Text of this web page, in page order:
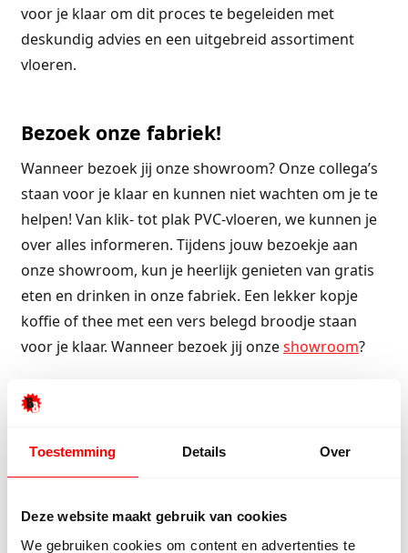
Toestemming Details Over
Deze website maakt gebruik van cookies
We gebruiken cookies om content en advertenties te
voor je klaar om dit proces te begeleiden met
deskundig advies en een uitgebreid assortiment
vloeren.
Bezoek onze fabriek!
Wanneer bezoek jij onze showroom? Onze collega’s
staan voor je klaar en kunnen niet wachten om je te
helpen! Van klik- tot plak PVC-vloeren, we kunnen je
over alles informeren. Tijdens jouw bezoekje aan
onze showroom, kun je heerlijk genieten van gratis
eten en drinken in onze fabriek. Een lekker kopje
koffie of thee met een vers belegd broodje staan
voor je klaar. Wanneer bezoek jij onzeshowroom?
Kom naar de fabriek Neem contact op
Wat onze klanten zeggen